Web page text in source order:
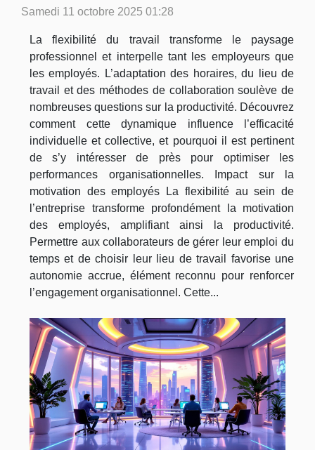
Samedi 11 octobre 2025 01:28
La flexibilité du travail transforme le paysage
professionnel et interpelle tant les employeurs que
les employés. L’adaptation des horaires, du lieu de
travail et des méthodes de collaboration soulève de
nombreuses questions sur la productivité. Découvrez
comment cette dynamique influence l’efficacité
individuelle et collective, et pourquoi il est pertinent
de s’y intéresser de près pour optimiser les
performances organisationnelles. Impact sur la
motivation des employés La flexibilité au sein de
l’entreprise transforme profondément la motivation
des employés, amplifiant ainsi la productivité.
Permettre aux collaborateurs de gérer leur emploi du
temps et de choisir leur lieu de travail favorise une
autonomie accrue, élément reconnu pour renforcer
l’engagement organisationnel. Cette...